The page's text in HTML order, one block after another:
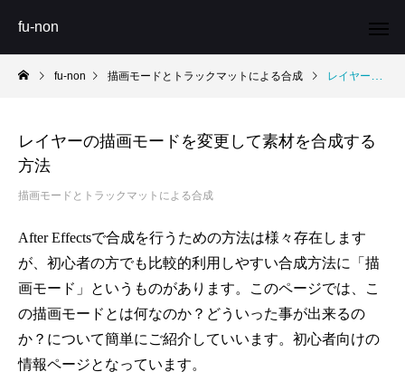
fu-non
fu-non 描画モードとトラックマットによる合成 レイヤーの描画モードを変更して素材を合成する方法
レイヤーの描画モードを変更して素材を合成する
方法
描画モードとトラックマットによる合成
After Effectsで合成を行うための方法は様々存在します
が、初心者の方でも比較的利用しやすい合成方法に「 描
画モード 」というものがあります。このページでは、こ
の描画モードとは何なのか？どういった事が出来るの
か？について簡単にご紹介していいます。初心者向けの
情報ページとなっています。